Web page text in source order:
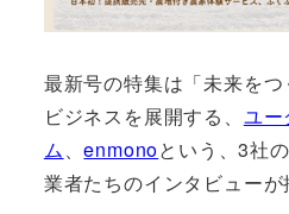
最新号の特集は「未来を
ビジネスを展開する、 ユー
ム、enmonoという、3社
業者たちのインタビューが